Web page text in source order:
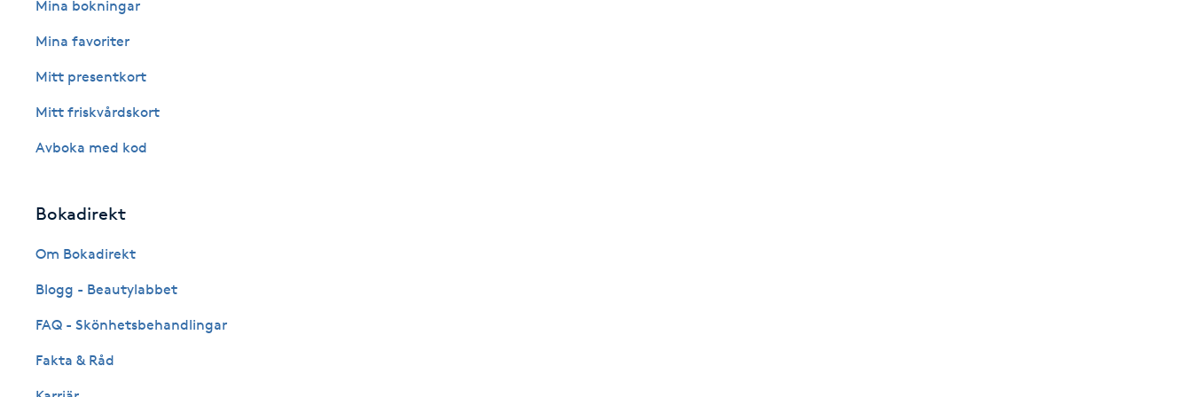
Face framing
Fettreducering
Fillers
Mina bokningar
Mina favoriter
Mitt presentkort
Mitt friskvårdskort
Avboka med kod
Bokadirekt
Om Bokadirekt
Blogg - Beautylabbet
FAQ - Skönhetsbehandlingar
Fakta & Råd